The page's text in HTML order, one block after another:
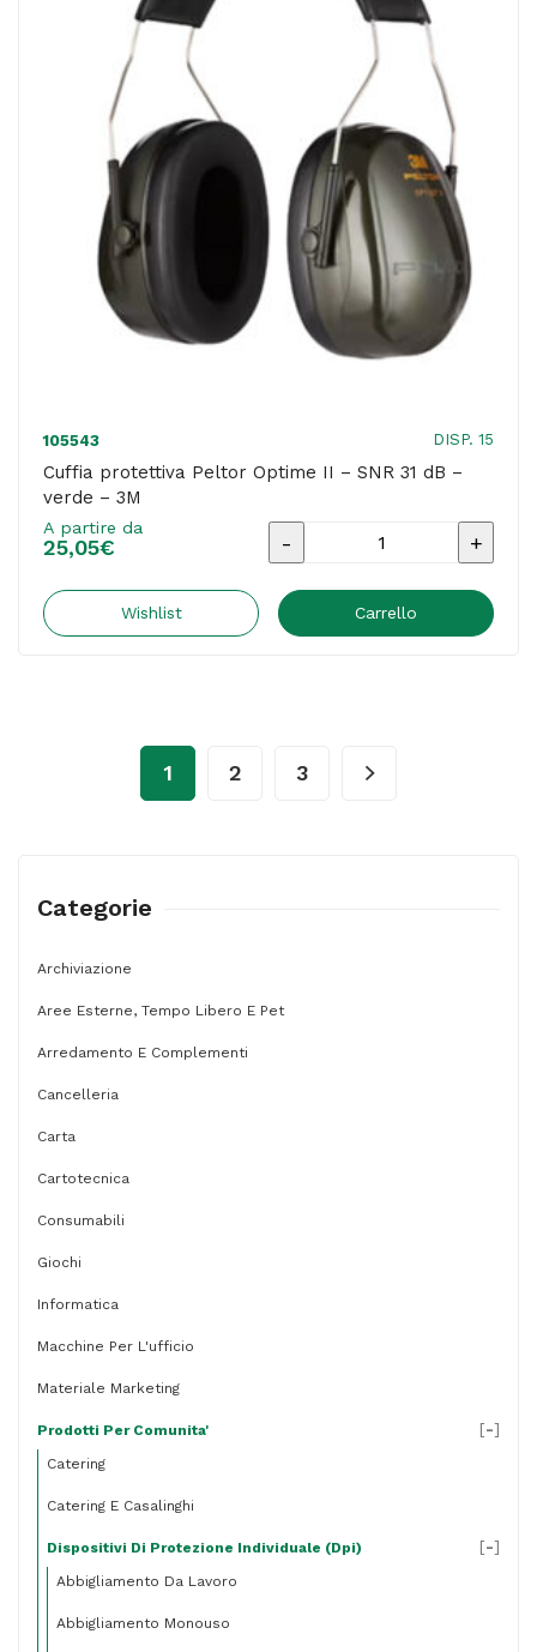
3M
quantità
105543 DISP. 15
Cuffia protettiva Peltor Optime II – SNR 31 dB –
verde – 3M
A partire da
25,05€
Cuffia
Peltor
quantità
Wishlist Carrello
1 2 3
Categorie
Archiviazione
Aree Esterne, Tempo Libero E Pet
Arredamento E Complementi
Cancelleria
Carta
Cartotecnica
Consumabili
Giochi
Informatica
Macchine Per L'ufficio
Materiale Marketing
Prodotti Per Comunita'
Catering
Catering E Casalinghi
Dispositivi Di Protezione Individuale (dpi)
Abbigliamento Da Lavoro
Abbigliamento Monouso
[-]
[-]